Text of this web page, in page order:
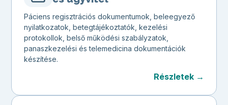
Páciens regisztrációs dokumentumok, beleegyező
nyilatkozatok, betegtájékoztatók, kezelési
protokollok, belső működési szabályzatok,
panaszkezelési és telemedicina dokumentációk
készítése.
Részletek →